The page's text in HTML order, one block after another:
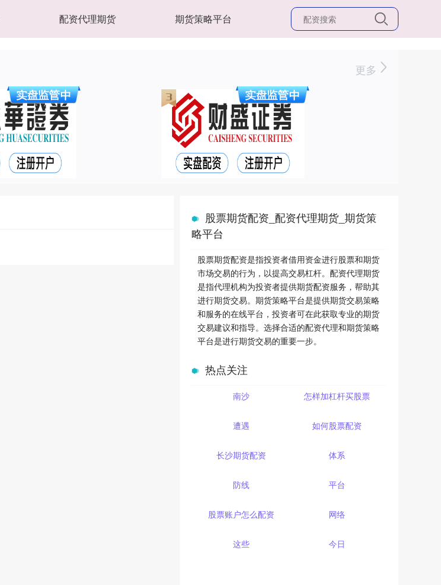
配资代理期货 期货策略平台
更多
股票期货配资_配资代理期货_期货策
略平台
股票期货配资是指投资者借用资金进行股票和期货
市场交易的行为，以提高交易杠杆。配资代理期货
是指代理机构为投资者提供期货配资服务，帮助其
进行期货交易。期货策略平台是提供期货交易策略
和服务的在线平台，投资者可在此获取专业的期货
交易建议和指导。选择合适的配资代理和期货策略
平台是进行期货交易的重要一步。
热点关注
南沙 怎样加杠杆买股票
遭遇 如何股票配资
长沙期货配资 体系
防线 平台
股票账户怎么配资 网络
这些 今日